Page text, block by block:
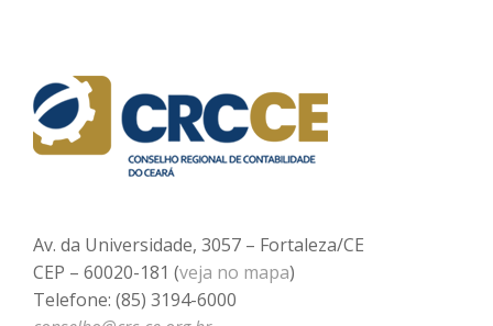
Av. da Universidade, 3057 – Fortaleza/CE
CEP – 60020-181 (veja no mapa)
Telefone: (85) 3194-6000